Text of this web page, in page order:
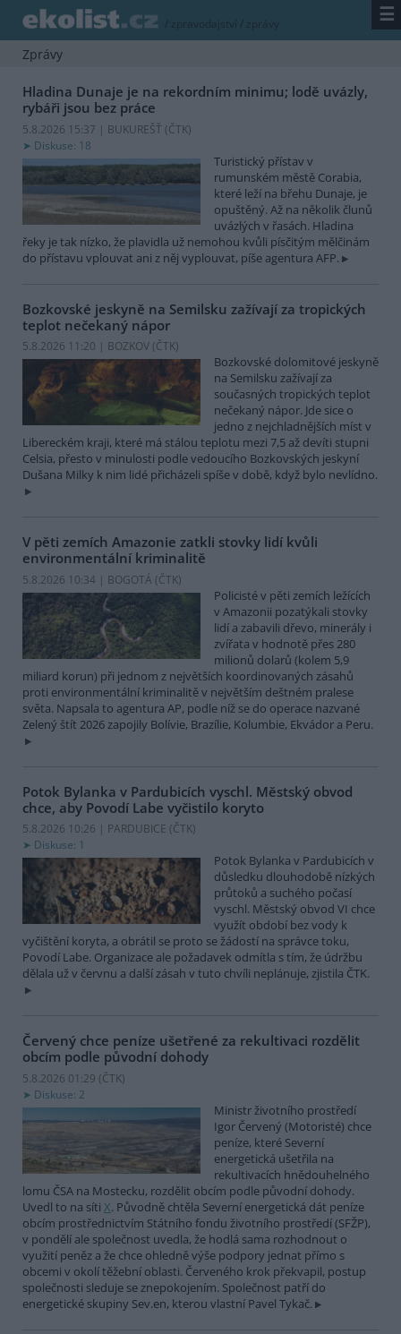
/ zpravodajství / zprávy ☰
Zprávy
Hladina Dunaje je na rekordním minimu; lodě uvázly,
rybáři jsou bez práce
5.8.2026 15:37 | BUKUREŠŤ (ČTK)
Diskuse: 18
Turistický přístav v
rumunském městě Corabia,
které leží na břehu Dunaje, je
opuštěný. Až na několik člunů
uvázlých v řasách. Hladina
řeky je tak nízko, že plavidla už nemohou kvůli písčitým mělčinám
do přístavu vplouvat ani z něj vyplouvat, píše agentura AFP.
Bozkovské jeskyně na Semilsku zažívají za tropických
teplot nečekaný nápor
5.8.2026 11:20 | BOZKOV (ČTK)
Bozkovské dolomitové jeskyně
na Semilsku zažívají za
současných tropických teplot
nečekaný nápor. Jde sice o
jedno z nejchladnějších míst v
Libereckém kraji, které má stálou teplotu mezi 7,5 až devíti stupni
Celsia, přesto v minulosti podle vedoucího Bozkovských jeskyní
Dušana Milky k nim lidé přicházeli spíše v době, když bylo nevlídno.
V pěti zemích Amazonie zatkli stovky lidí kvůli
environmentální kriminalitě
5.8.2026 10:34 | BOGOTÁ (ČTK)
Policisté v pěti zemích ležících
v Amazonii pozatýkali stovky
lidí a zabavili dřevo, minerály i
zvířata v hodnotě přes 280
milionů dolarů (kolem 5,9
miliard korun) při jednom z největších koordinovaných zásahů
proti environmentální kriminalitě v největším deštném pralese
světa. Napsala to agentura AP, podle níž se do operace nazvané
Zelený štít 2026 zapojily Bolívie, Brazílie, Kolumbie, Ekvádor a Peru.
Potok Bylanka v Pardubicích vyschl. Městský obvod
chce, aby Povodí Labe vyčistilo koryto
5.8.2026 10:26 | PARDUBICE (ČTK)
Diskuse: 1
Potok Bylanka v Pardubicích v
důsledku dlouhodobě nízkých
průtoků a suchého počasí
vyschl. Městský obvod VI chce
využít období bez vody k
vyčištění koryta, a obrátil se proto se žádostí na správce toku,
Povodí Labe. Organizace ale požadavek odmítla s tím, že údržbu
dělala už v červnu a další zásah v tuto chvíli neplánuje, zjistila ČTK.
Červený chce peníze ušetřené za rekultivaci rozdělit
obcím podle původní dohody
5.8.2026 01:29 (ČTK)
Diskuse: 2
Ministr životního prostředí
Igor Červený (Motoristé) chce
peníze, které Severní
energetická ušetřila na
rekultivacích hnědouhelného
lomu ČSA na Mostecku, rozdělit obcím podle původní dohody.
Uvedl to na síti X. Původně chtěla Severní energetická dát peníze
obcím prostřednictvím Státního fondu životního prostředí (SFŽP),
v pondělí ale společnost uvedla, že hodlá sama rozhodnout o
využití peněz a že chce ohledně výše podpory jednat přímo s
obcemi v okolí těžební oblasti. Červeného krok překvapil, postup
společnosti sleduje se znepokojením. Společnost patří do
energetické skupiny Sev.en, kterou vlastní Pavel Tykač.